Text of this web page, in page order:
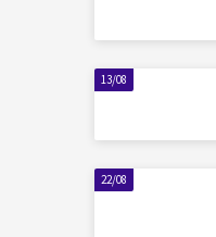
13/08
22/08